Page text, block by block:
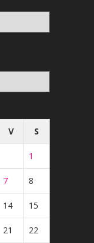
V S
1
7 8
14 15
21 22